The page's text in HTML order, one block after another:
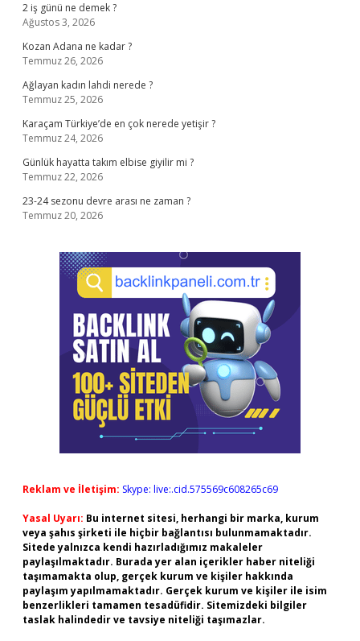
2 iş günü ne demek ?
Ağustos 3, 2026
Kozan Adana ne kadar ?
Temmuz 26, 2026
Ağlayan kadın lahdi nerede ?
Temmuz 25, 2026
Karaçam Türkiye’de en çok nerede yetişir ?
Temmuz 24, 2026
Günlük hayatta takım elbise giyilir mi ?
Temmuz 22, 2026
23-24 sezonu devre arası ne zaman ?
Temmuz 20, 2026
Reklam ve İletişim: Skype: live:.cid.575569c608265c69
Yasal Uyarı: Bu internet sitesi, herhangi bir marka, kurum
veya şahıs şirketi ile hiçbir bağlantısı bulunmamaktadır.
Sitede yalnızca kendi hazırladığımız makaleler
paylaşılmaktadır. Burada yer alan içerikler haber niteliği
taşımamakta olup, gerçek kurum ve kişiler hakkında
paylaşım yapılmamaktadır. Gerçek kurum ve kişiler ile isim
benzerlikleri tamamen tesadüfidir. Sitemizdeki bilgiler
taslak halindedir ve tavsiye niteliği taşımazlar.